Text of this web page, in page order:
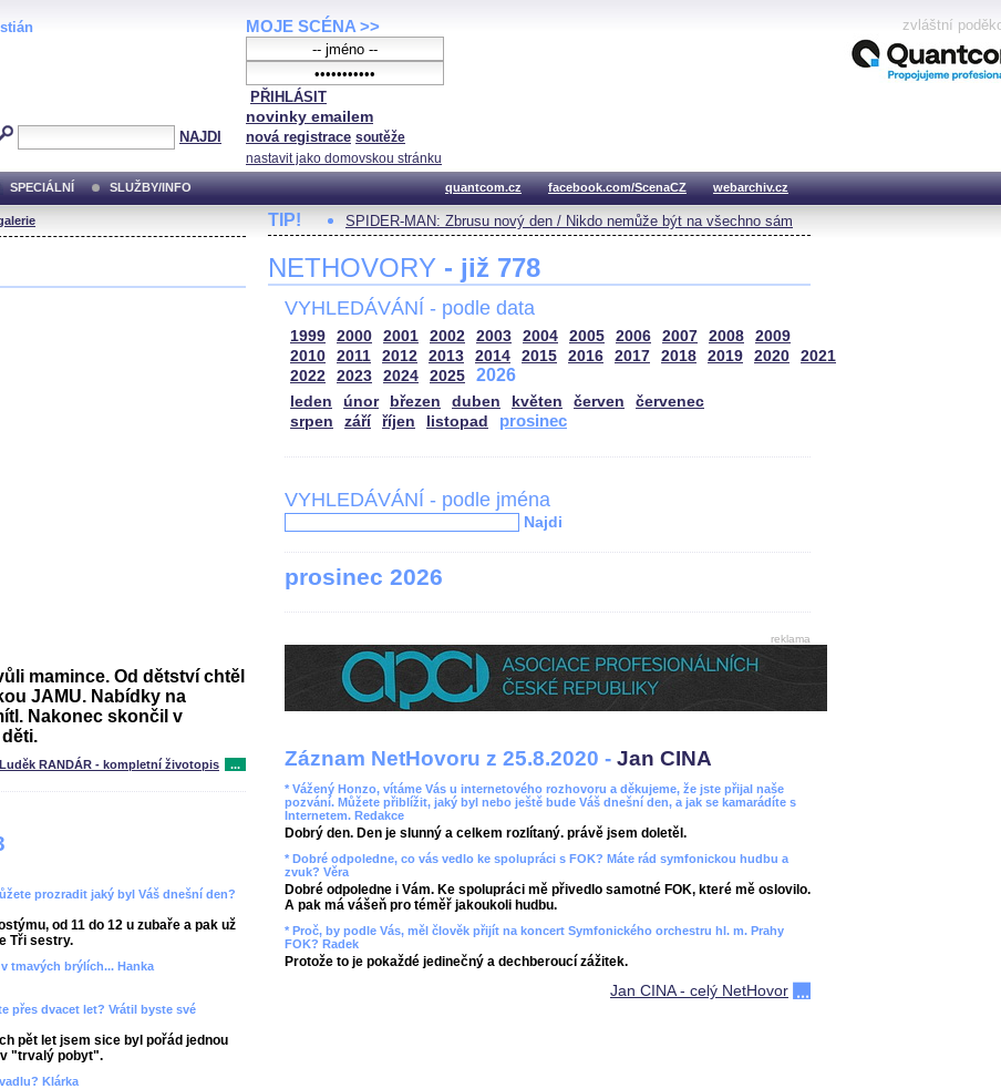
NAJDI
MOJE SCÉNA >>
PŘIHLÁSIT
novinky emailem
nová registrace soutěže
nastavit jako domovskou stránku
zvláštní
SPECIÁLNÍ SLUŽBY/INFO quantcom.cz facebook.com/ScenaCZ webarchiv.cz
mamince. Od dětství chtěl
JAMU. Nabídky na
Nakonec skončil v
Luděk RANDÁR - kompletní životopis ...
prozradit jaký byl Váš dnešní den?
od 11 do 12 u zubaře a pak už
Tři sestry.
tmavých brýlích... Hanka
přes dvacet let? Vrátil byste své
pět let jsem sice byl pořád jednou
v "trvalý pobyt".
Klárka
TIP! SPIDER-MAN: Zbrusu nový den / Nikdo nemůže být na všechno sám
NETHOVORY - již 778
VYHLEDÁVÁNÍ - podle data
1999 2000 2001 2002 2003 2004 2005 2006 2007 2008
2009
2010
2011 2012 2013 2014 2015 2016 2017 2018 2019 2020
2021
2022
2023 2024 2025 2026
leden únor březen duben květen červen
červenec
srpen
září říjen listopad prosinec
VYHLEDÁVÁNÍ - podle jména
Najdi
prosinec 2026
reklama
Záznam NetHovoru z 25.8.2020 - Jan CINA
* Vážený Honzo, vítáme Vás u internetového rozhovoru a děkujeme, že jste přijal naše
pozvání. Můžete přiblížit, jaký byl nebo ještě bude Váš dnešní den, a jak se kamarádíte s
Internetem. Redakce
Dobrý den. Den je slunný a celkem rozlítaný. právě jsem doletěl.
* Dobré odpoledne, co vás vedlo ke spolupráci s FOK? Máte rád symfonickou hudbu a
zvuk? Věra
Dobré odpoledne i Vám. Ke spolupráci mě přivedlo samotné FOK, které mě oslovilo.
A pak má vášeň pro téměř jakoukoli hudbu.
* Proč, by podle Vás, měl člověk přijít na koncert Symfonického orchestru hl. m. Prahy
FOK? Radek
Protože to je pokaždé jedinečný a dechberoucí zážitek.
Jan CINA - celý NetHovor